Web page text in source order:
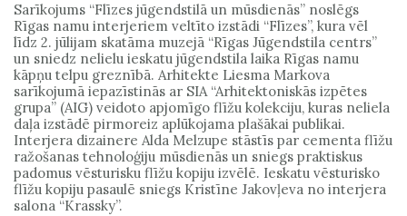
Sarīkojums “Flīzes jūgendstilā un mūsdienās” noslēgs
Rīgas namu interjeriem veltīto izstādi “Flīzes”, kura vēl
līdz 2. jūlijam skatāma muzejā “Rīgas Jūgendstila centrs”
un sniedz nelielu ieskatu jūgendstila laika Rīgas namu
kāpņu telpu greznībā. Arhitekte Liesma Markova
sarīkojumā iepazīstinās ar SIA “Arhitektoniskās izpētes
grupa” (AIG) veidoto apjomīgo flīžu kolekciju, kuras neliela
daļa izstādē pirmoreiz aplūkojama plašākai publikai.
Interjera dizainere Alda Melzupe stāstīs par cementa flīžu
ražošanas tehnoloģiju mūsdienās un sniegs praktiskus
padomus vēsturisku flīžu kopiju izvēlē. Ieskatu vēsturisko
flīžu kopiju pasaulē sniegs Kristīne Jakovļeva no interjera
salona “Krassky”.